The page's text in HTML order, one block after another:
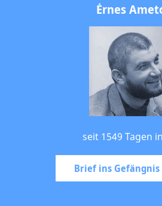
Ėrnes
seit 1549 Tagen
Brief ins Gefängnis